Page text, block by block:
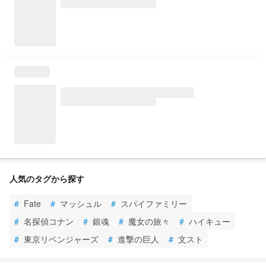
人気のタグから探す
# Fate # マッシュル # スパイファミリー
# 名探偵コナン # 銀魂 # 魔女の旅々 # ハイキュー
# 東京リベンジャーズ # 進撃の巨人 # 文スト